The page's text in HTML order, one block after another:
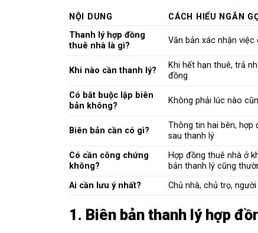
NỘI DUNG
CÁCH HIỂU NGẮN
Thanh lý hợp đồng
thuê nhà là gì?
Văn bản xác nhận
Khi nào cần thanh lý?
Khi hết hạn thuê, trả
đồng
Có bắt buộc lập biên
bản không?
Không phải lúc nào
Biên bản cần có gì?
Thông tin hai bên,
sau thanh lý
Có cần công chứng
không?
Hợp đồng thuê nhà ở
bản thanh lý cũng
Ai cần lưu ý nhất?
Chủ nhà, chủ trọ,
1. Biên bản thanh lý hợp